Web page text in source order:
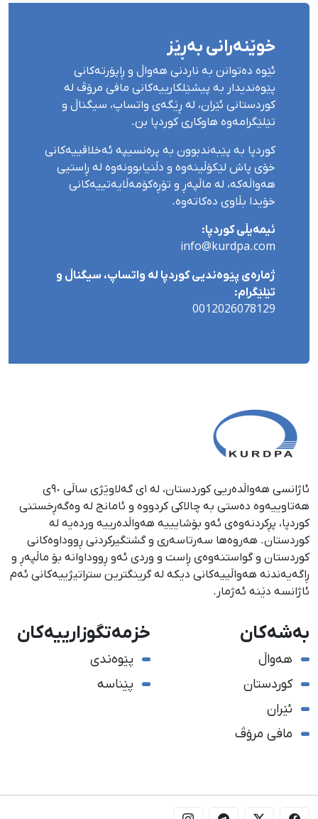
خوێنەرانی بەڕێز
ئێوە دەتوانن بە ناردنی هەواڵ و ڕاپۆرتەکانی
پێوەندیدار بە پیشێلکارییەکانی مافی مرۆڤ لە
کوردستانی ئێران، لە ڕێگەی واتساپ، سیگناڵ و
تێلێگرامەوە هاوکاری کوردپا بن.
کوردپا بە پێبەندبوون بە پرەنسیپە ئەخلاقییەکانی
خۆی پاش لێکۆڵینەوە و دڵنیابوونەوە لە ڕاستیی
هەواڵەکە، لە ماڵپەڕ و تۆڕەکۆمەڵایەتییەکانی
خۆیدا بڵاوی دەکاتەوە.
ئیمەیڵی کوردپا:
info@kurdpa.com
ژمارەی پێوەندیی کوردپا لە واتساپ، سیگناڵ و
تێلێگرام:
0012026078129
ئاژانسی هەواڵدەریی کوردستان، لە ١ی گەلاوێژی ساڵی ٩٠ی
هەتاوییەوە دەستی بە چالاکی کردووە و ئامانج لە وەگەڕخستنی
كوردپا، پڕكردنەوەی ئەو بۆشایییە هەواڵدەرییە وردەیە لە
كوردستان. هەروەها سەرتاسەری و گشتگیركردنی ڕووداوەكانی
كوردستان و گواستنەوەی ڕاست و وردی ئەو ڕووداوانە بۆ ماڵپەڕ و
ڕاگەیەندنە هەواڵییەكانی دیكە لە گرینگترین ستراتیژییەكانی ئەم
ئاژانسە دێنە ئەژمار.
بەشەکان
هەواڵ
کوردستان
ئێران
مافی مرۆڤ
خزمەتگوزارییەکان
پێوەندی
پێناسە